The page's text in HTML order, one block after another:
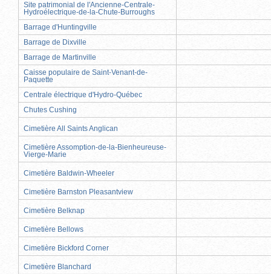
Site patrimonial de l'Ancienne-Centrale-
Hydroélectrique-de-la-Chute-Burroughs
Barrage d'Huntingville
Barrage de Dixville
Barrage de Martinville
Caisse populaire de Saint-Venant-de-
Paquette
Centrale électrique d'Hydro-Québec
Chutes Cushing
Cimetière All Saints Anglican
Cimetière Assomption-de-la-Bienheureuse-
Vierge-Marie
Cimetière Baldwin-Wheeler
Cimetière Barnston Pleasantview
Cimetière Belknap
Cimetière Bellows
Cimetière Bickford Corner
Cimetière Blanchard